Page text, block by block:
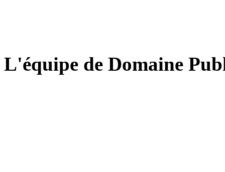
L'équipe de Domaine